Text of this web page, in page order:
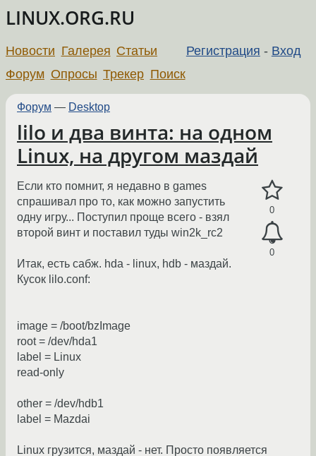
LINUX.ORG.RU
Регистрация - Вход
Новости Галерея Статьи
Форум Опросы Трекер Поиск
Форум — Desktop
lilo и два винта: на одном
Linux, на другом маздай
0
0
Если кто помнит, я недавно в games
спрашивал про то, как можно запустить
одну игру... Поступил проще всего - взял
второй винт и поставил туды win2k_rc2
Итак, есть сабж. hda - linux, hdb - маздай.
Кусок lilo.conf:
image = /boot/bzImage
root = /dev/hda1
label = Linux
read-only
other = /dev/hdb1
label = Mazdai
Linux грузится, маздай - нет. Просто появляется